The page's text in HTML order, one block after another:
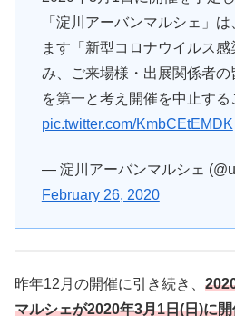
「淀川アーバンマルシェ」
ます「新型コロナウイルス
み、ご来場様・出展関係者
を第一と考え開催を中止する
pic.twitter.com/KmbCEtEMDK
— 淀川アーバンマルシェ
February 26, 2020
昨年12月の開催に引き続き、
マルシェが2020年3月1日(日)に